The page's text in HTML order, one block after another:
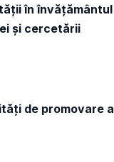
în
și cercetării
de promovare